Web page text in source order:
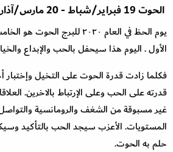
الحوت19فبراير/شباط -
20مارس/آذار
يوم الحظ في العام ٢٠٢٠ للبرج الحوت هو الخامس من ديسمبر
الأول . اليوم هذا سيحفل بالحب والإبداع
فكلما زادت قدرة الحوت على التخيل وإختبار
قدرته على الحب وعلى الإرتباط بالاخرين.
غير مسبوقة من الشغف والرومانسية
المستويات. الأعزب سيجد الحب بالتأكيد
حلم به الحوت.